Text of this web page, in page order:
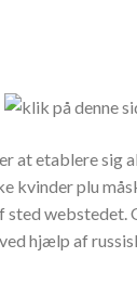
at etablere sig
kvinder plu
sted webstedet.
hjælp af